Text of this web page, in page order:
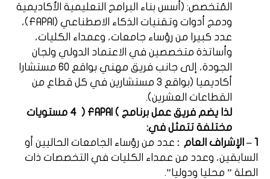
المُتخصص: (أسس بناء البرامج التعليمية الأكاديمية
ودمج أدوات وتقنيات الذكاء الاصطناعي ( FAPAI)،
عدد كبيرا من رؤساء جامعات، وعمداء الكليات،
وأساتذة متخصصين في الاعتماد الدولي ولجان
الجودة، إلى جانب فريق مهني بواقع 60 مستشارا
أكاديميا (بواقع 3 مستشارين في كل قطاع من
القطاعات العشرين).
لذا يضم فريق عمل برنامج ) FAPAI
(
4 مستويات
مختلفة تتمثل في:
1 – الإشراف العام
: عدد من رؤساء الجامعات الحاليين أو
السابقين، وعدد من عمداء الكليات في التخصصات ذات
الصلة ” محليا ودوليا”.